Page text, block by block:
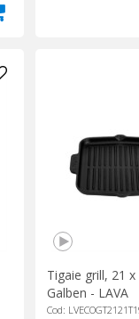
Tigaie grill, 21
Galben - LAVA
Cod: